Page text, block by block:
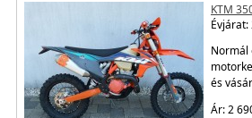
KTM
Évjárat:
Normál
és
Ár: 2